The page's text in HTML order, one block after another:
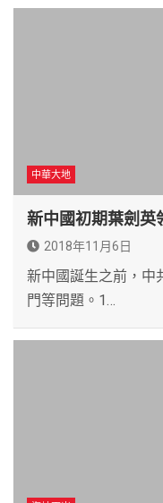
中華大地
新中國初期葉劍英
2018年11月6日
新中國誕生之前，中
門等問題。1…